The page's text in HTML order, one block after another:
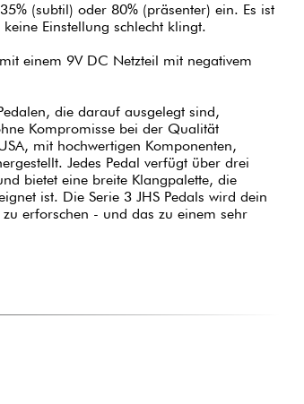
(subtil) oder 80% (präsenter) ein. Es ist
Einstellung schlecht klingt.
einem 9V DC Netzteil mit negativem
die darauf ausgelegt sind,
Kompromisse bei der Qualität
mit hochwertigen Komponenten,
Jedes Pedal verfügt über drei
bietet eine breite Klangpalette, die
ist. Die Serie 3 JHS Pedals wird dein
erforschen - und das zu einem sehr